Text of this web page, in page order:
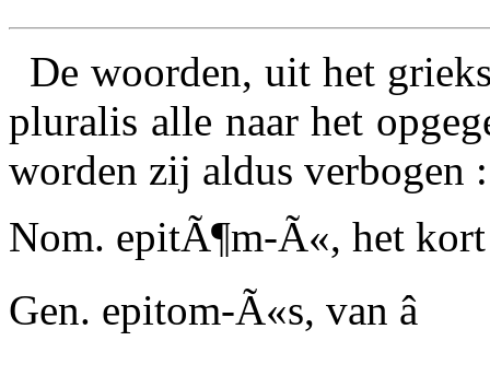
De woorden, uit het
pluralis alle naar het
worden zij aldus verbogen :
Nom. epitÃ¶m-Ã«, het
Gen. epitom-Ã«s, van â